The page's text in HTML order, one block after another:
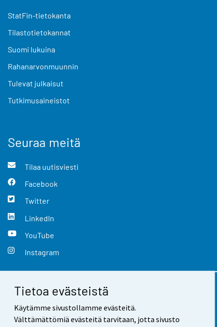
Tietoa evästeistä
Käytämme sivustollamme evästeitä.
Välttämättömiä evästeitä tarvitaan, jotta sivusto
StatFin-tietokanta
Tilastotietokannat
Suomi lukuina
Rahanarvonmuunnin
Tulevat julkaisut
Tutkimusaineistot
Seuraa meitä
Tilaa uutisviesti
Facebook
Twitter
LinkedIn
YouTube
Instagram
Yhteystiedot
Palaute